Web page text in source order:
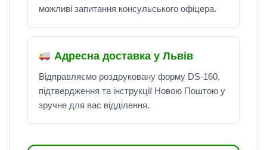
можливі запитання консульського офіцера.
Адресна доставка у Львів
Відправляємо роздруковану форму DS-160,
підтвердження та інструкції Новою Поштою у
зручне для вас відділення.